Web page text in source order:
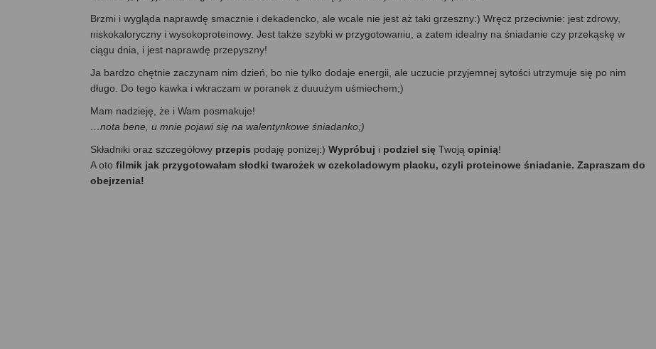
Brzmi i wygląda naprawdę smacznie i dekadencko, ale wcale nie jest aż taki grzeszny:) Wręcz przeciwnie: jest zdrowy,
niskokaloryczny i wysokoproteinowy. Jest także szybki w przygotowaniu, a zatem idealny na śniadanie czy przekąskę w
ciągu dnia, i jest naprawdę przepyszny!
Ja bardzo chętnie zaczynam nim dzień, bo nie tylko dodaje energii, ale uczucie przyjemnej sytości utrzymuje się po nim
długo. Do tego kawka i wkraczam w poranek z duuużym uśmiechem;)
Mam nadzieję, że i Wam posmakuje!
…nota bene, u mnie pojawi się na walentynkowe śniadanko;)
Składniki oraz szczegółowy przepis podaję poniżej:) Wypróbuj i podziel się Twoją opinią!
A oto filmik jak przygotowałam słodki twarożek w czekoladowym placku, czyli proteinowe śniadanie. Zapraszam do
obejrzenia!